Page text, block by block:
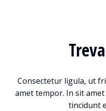
Consectetur ligula, ut
amet tempor. In sit
tincidunt